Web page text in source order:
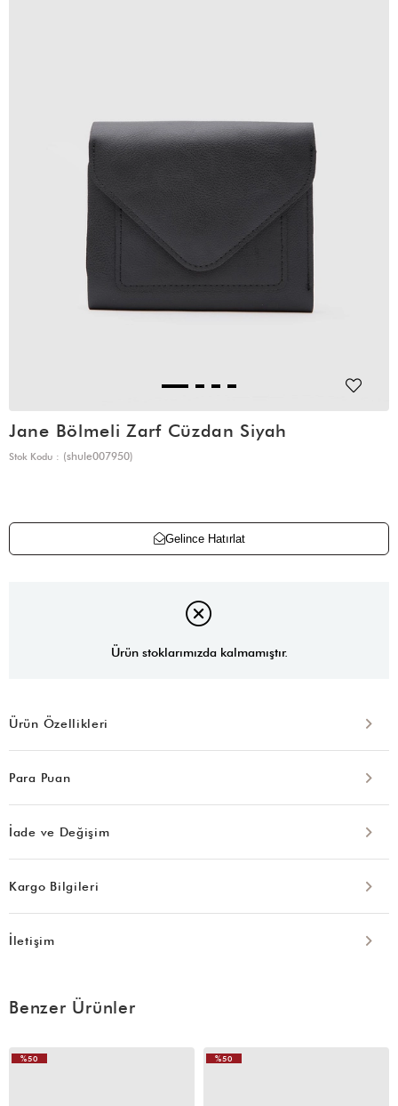
Jane Bölmeli Zarf Cüzdan Siyah
Stok Kodu (shule007950)
Gelince Hatırlat
Ürün stoklarımızda kalmamıştır.
Ürün Özellikleri
Para Puan
İade ve Değişim
Kargo Bilgileri
İletişim
Benzer Ürünler
%50 %50